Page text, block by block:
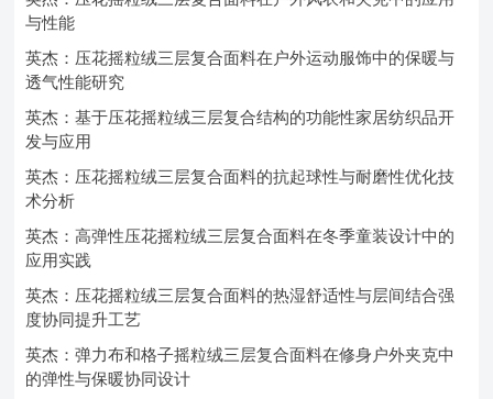
与性能
英杰：压花摇粒绒三层复合面料在户外运动服饰中的保暖与
透气性能研究
英杰：基于压花摇粒绒三层复合结构的功能性家居纺织品开
发与应用
英杰：压花摇粒绒三层复合面料的抗起球性与耐磨性优化技
术分析
英杰：高弹性压花摇粒绒三层复合面料在冬季童装设计中的
应用实践
英杰：压花摇粒绒三层复合面料的热湿舒适性与层间结合强
度协同提升工艺
英杰：弹力布和格子摇粒绒三层复合面料在修身户外夹克中
的弹性与保暖协同设计